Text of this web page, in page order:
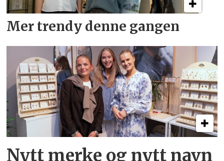
Mer trendy denne gangen
Nytt merke og nytt navn